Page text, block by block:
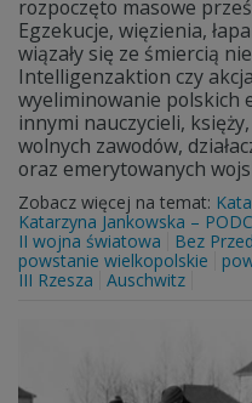
rozpoczęto masowe
Egzekucje, więzienia,
wiązały się ze śmiercią
Intelligenzaktion czy
wyeliminowanie polskich
innymi nauczycieli,
wolnych zawodów,
oraz emerytowanych
Zobacz więcej na temat:
Katarzyna Jankowska –
II wojna światowa
Bez
powstanie wielkopolskie
III Rzesza
Auschwitz